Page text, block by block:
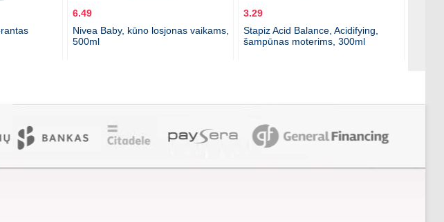
6.49
Nivea Baby, kūno losjonas vaikams,
500ml
3.29
Stapiz Acid Balance, Acidifying,
šampūnas moterims, 300ml